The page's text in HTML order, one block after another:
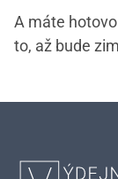
A máte
to, až bude